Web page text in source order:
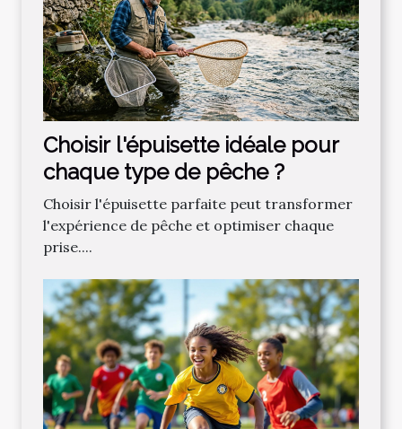
Choisir l'épuisette idéale pour
chaque type de pêche ?
Choisir l'épuisette parfaite peut transformer
l'expérience de pêche et optimiser chaque
prise....